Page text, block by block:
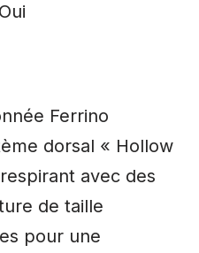
Ferrino
dorsal « Hollow
avec des
de taille
pour une